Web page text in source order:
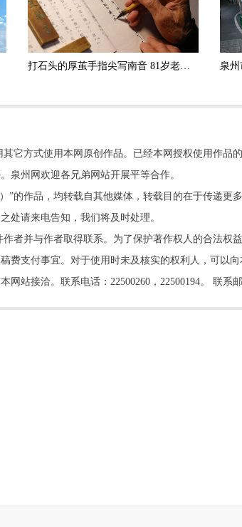
打石头的厚茧手指尖写南音 81岁老人用别样方式守护千年雅乐
它方式使用本网原创作品。已经本网授权使用作品
泉州网欢迎各兄弟网站开展平等合作。
的作品，均转载自其他媒体，转载目的在于传递更
处请来电告知，我们将及时处理。
者并与作者取得联系。为了保护著作权人的合法权
费支付事宜。对于使用时未及核实的权利人，可以
站接洽。联系电话：22500260，22500194。 联系邮